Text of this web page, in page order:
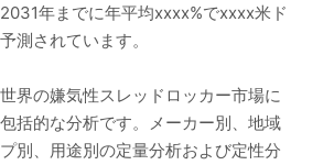
年までに年平均xxxx%でxxxx米ド
測されています。
界の嫌気性スレッドロッカー市場に
括的な分析です。メーカー別、地域
別、用途別の定量分析および定性分